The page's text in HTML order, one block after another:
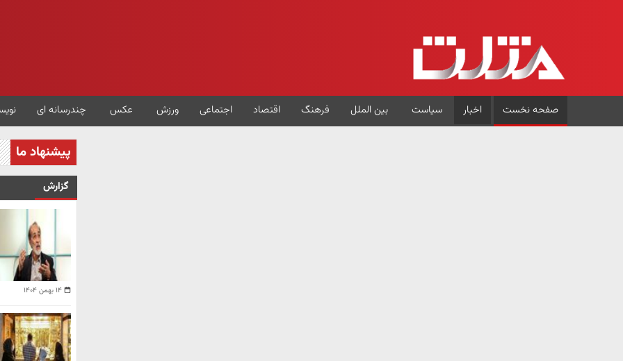
صفحه نخست اخبار سیاست بین الملل فرهنگ اقتصاد اجتماعی ورزش عکس چندرسانه ای
پیشنهاد ما
گزارش
۱۴ بهمن ۱۴۰۴